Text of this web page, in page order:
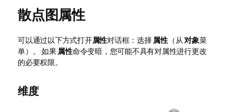
散点图属性
可以通过以下方式打开属性对话框：选择 属性（从对象菜
单）。 如果属性命令变暗，您可能不具有对属性进行更改
的必要权限。
维度